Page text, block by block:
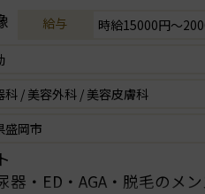
給与
時給15000円～
科 / 美容外科 / 美容皮膚科
盛岡市
・ED・AGA・脱毛のメン